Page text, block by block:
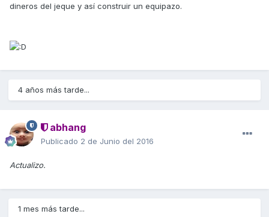
dineros del jeque y así construir un equipazo.
4 años más tarde...
abhang
Publicado 2 de Junio del 2016
Actualizo.
1 mes más tarde...